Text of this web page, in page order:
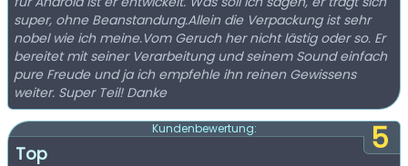
super, ohne Beanstandung.Allein die Verpackung ist sehr
nobel wie ich meine.Vom Geruch her nicht lästig oder so. Er
bereitet mit seiner Verarbeitung und seinem Sound einfach
pure Freude und ja ich empfehle ihn reinen Gewissens
weiter. Super Teil! Danke
5
Kundenbewertung:
Top